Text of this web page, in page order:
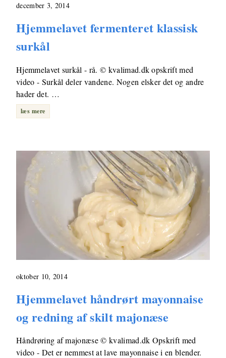
december 3, 2014
Hjemmelavet fermenteret klassisk
surkål
Hjemmelavet surkål - rå. © kvalimad.dk opskrift med
video - Surkål deler vandene. Nogen elsker det og andre
hader det. …
læs mere
oktober 10, 2014
Hjemmelavet håndrørt mayonnaise
og redning af skilt majonæse
Håndrøring af majonæse © kvalimad.dk Opskrift med
video - Det er nemmest at lave mayonnaise i en blender.